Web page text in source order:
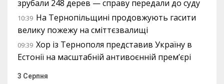
зрубали 248 дерев — справу передали до суду
10:39 На Тернопільщині продовжують гасити
велику пожежу на сміттєзвалищі
09:39 Хор із Тернополя представив Україну в
Естонії на масштабній антивоєнній прем’єрі
3 Серпня